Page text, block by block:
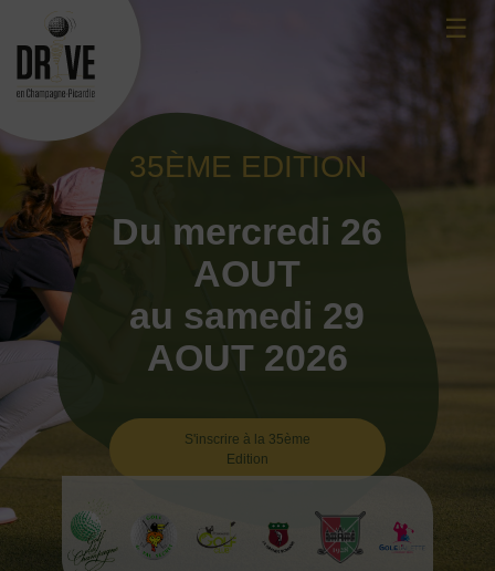
content
☰
35ÈME EDITION
Du mercredi 26
AOUT
au samedi 29
AOUT 2026
S'inscrire à la 35ème
Edition